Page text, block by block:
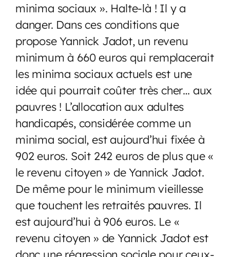
minima sociaux ». Halte-là ! Il y a
danger. Dans ces conditions que
propose Yannick Jadot, un revenu
minimum à 660 euros qui remplacerait
les minima sociaux actuels est une
idée qui pourrait coûter très cher… aux
pauvres ! L’allocation aux adultes
handicapés, considérée comme un
minima social, est aujourd’hui fixée à
902 euros. Soit 242 euros de plus que «
le revenu citoyen » de Yannick Jadot.
De même pour le minimum vieillesse
que touchent les retraités pauvres. Il
est aujourd’hui à 906 euros. Le «
revenu citoyen » de Yannick Jadot est
donc une régression sociale pour ceux-